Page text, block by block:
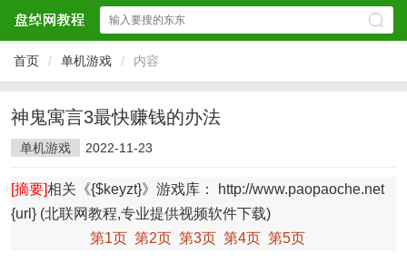
首页 / 单机游戏 / 内容
神鬼寓言3最快赚钱的办法
单机游戏 2022-11-23
[摘要]相关《{$keyzt}》游戏库： http://www.paopaoche.net
{url} (北联网教程,专业提供视频软件下载)
第1页 第2页 第3页 第4页 第5页